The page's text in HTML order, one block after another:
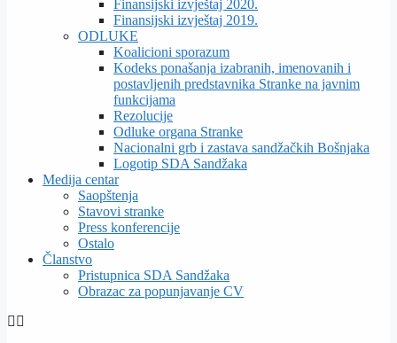
Finansijski izvještaj 2020.
Finansijski izvještaj 2019.
ODLUKE
Koalicioni sporazum
Kodeks ponašanja izabranih, imenovanih i
postavljenih predstavnika Stranke na javnim
funkcijama
Rezolucije
Odluke organa Stranke
Nacionalni grb i zastava sandžačkih Bošnjaka
Logotip SDA Sandžaka
Medija centar
Saopštenja
Stavovi stranke
Press konferencije
Ostalo
Članstvo
Pristupnica SDA Sandžaka
Obrazac za popunjavanje CV